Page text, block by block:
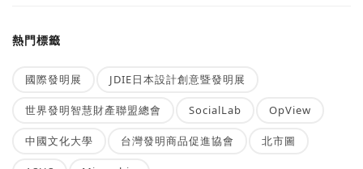
熱門標籤
國際發明展 JDIE日本設計創意暨發明展
世界發明智慧財產聯盟總會 SocialLab OpView
中國文化大學 台灣發明商品促進協會 北市圖